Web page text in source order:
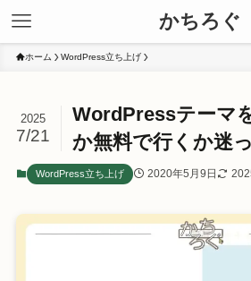
かちろぐ
ホーム WordPress立ち上げ
WordPressテーマ
か無料で行くか迷
2025
7/21
WordPress立ち上げ 2020年5月9日